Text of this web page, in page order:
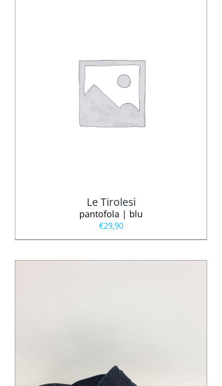
Le Tirolesi
pantofola | blu
€29,90